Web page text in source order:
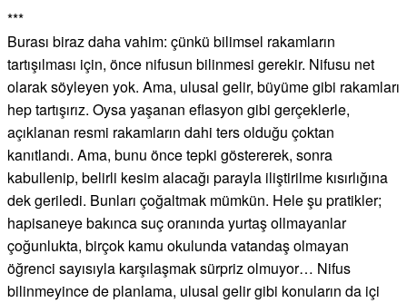
***
Burası biraz daha vahim: çünkü bilimsel rakamların
tartışılması için, önce nifusun bilinmesi gerekir. Nifusu net
olarak söyleyen yok. Ama, ulusal gelir, büyüme gibi rakamları
hep tartışırız. Oysa yaşanan eflasyon gibi gerçeklerle,
açıklanan resmi rakamların dahi ters olduğu çoktan
kanıtlandı. Ama, bunu önce tepki göstererek, sonra
kabullenip, belirli kesim alacağı parayla iliştirilme kısırlığına
dek geriledi. Bunları çoğaltmak mümkün. Hele şu pratikler;
hapisaneye bakınca suç oranında yurtaş ollmayanlar
çoğunlukta, birçok kamu okulunda vatandaş olmayan
öğrenci sayısıyla karşılaşmak sürpriz olmuyor… Nifus
bilinmeyince de planlama, ulusal gelir gibi konuların da içi